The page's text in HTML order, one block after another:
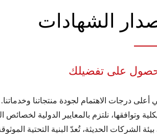
الشهادات
على تفضيلك
أعلى درجات الاهتمام لجودة منتجاتنا
وتوافقها، نلتزم بالمعايير الدولية
الشركات الحديثة، تُعدّ البنية التحتية